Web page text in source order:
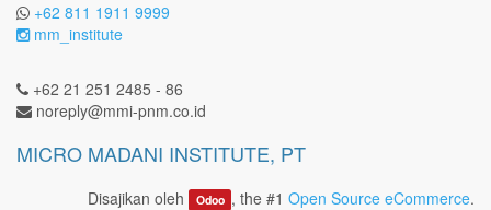
+62 811 1911 9999
mm_institute
+62 21 251 2485 - 86
noreply@mmi-pnm.co.id
MICRO MADANI INSTITUTE, PT
Disajikan oleh Odoo , the #1 Open Source eCommerce.